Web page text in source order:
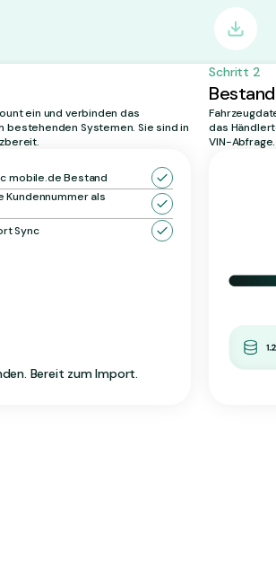
ein und verbinden das
bestehenden Systemen. Sie sind in
mobile.de Bestand
Kundennummer als
Sync
Bereit zum Import.
Schritt 2
das
VIN-Abfrage.